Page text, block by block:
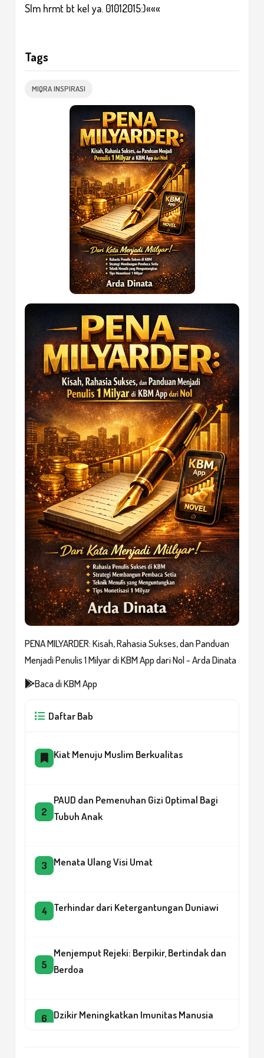
Slm hrmt bt kel ya. 01012015:)«««
Tags
MIQRA INSPIRASI
PENA MILYARDER: Kisah, Rahasia Sukses, dan Panduan
Menjadi Penulis 1 Milyar di KBM App dari Nol - Arda Dinata
Baca di KBM App
Daftar Bab
Kiat Menuju Muslim Berkualitas
2
PAUD dan Pemenuhan Gizi Optimal Bagi
Tubuh Anak
3 Menata Ulang Visi Umat
4 Terhindar dari Ketergantungan Duniawi
5
Menjemput Rejeki: Berpikir, Bertindak dan
Berdoa
6 Dzikir Meningkatkan Imunitas Manusia